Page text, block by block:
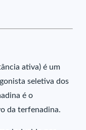
ativa) é um
seletiva dos
é o
da terfenadina.